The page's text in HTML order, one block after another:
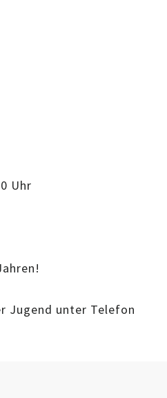
Uhr
Jugend unter Telefon